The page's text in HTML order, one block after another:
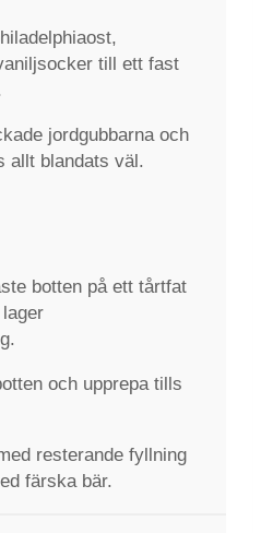
till ett fast
jordgubbarna och
allt blandats väl.
botten på ett tårtfat
och upprepa tills
resterande fyllning
färska bär.